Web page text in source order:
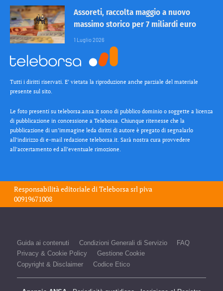
Assoreti, raccolta maggio a nuovo
massimo storico per 7 miliardi euro
1 Luglio 2026
Tutti i diritti riservati. E’ vietata la riproduzione anche parziale del materiale
presente sul sito.
Le foto presenti su teleborsa.ansa.it sono di pubblico dominio o soggette a licenza
di pubblicazione in concessione a Teleborsa. Chiunque ritenesse che la
pubblicazione di un’immagine leda diritti di autore è pregato di segnalarlo
all’indirizzo di e-mail redazione teleborsa.it. Sarà nostra cura provvedere
all’accertamento ed all’eventuale rimozione.
Responsabilità editoriale diTeleborsa srl piva
00919671008
Guida ai contenuti Condizioni Generali di Servizio
FAQ
Privacy & Cookie Policy
Gestione Cookie
Copyright & Disclaimer
Codice Etico